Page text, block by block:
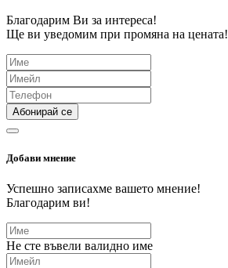
Благодарим Ви за интереса!
Ще ви уведомим при промяна на цената!
Абонирай се
Добави мнение
Успешно записахме вашето мнение!
Благодарим ви!
Не сте въвели валидно име